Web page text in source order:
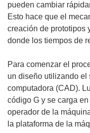
pueden cambiar
Esto hace que el
creación de prototipos
donde los tiempos de
Para comenzar el
un diseño utilizando el
computadora (CAD).
código G y se carga
operador de la
la plataforma de la